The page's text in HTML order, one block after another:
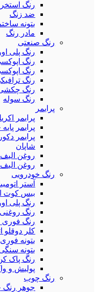
رنگ
ضد زنگ
بتونه
مادر رنگ
رنگ صنعتی
رنگ پلی
رنگ
رنگ
رنگ
رنگ
رنگ سوله
پرایمر
پرایمر
پرایمر
پرایمر
شاپان
روغن الیف
روغن الیف
رنگ خودرویی
آستر
بیس کوت
رنگ پلی
رنگ روغنی
رنگ فوری
کلر دوقلو
بتونه فوری
بتونه
رنگ پاک
پولیش و
رنگ چوب
جوهر